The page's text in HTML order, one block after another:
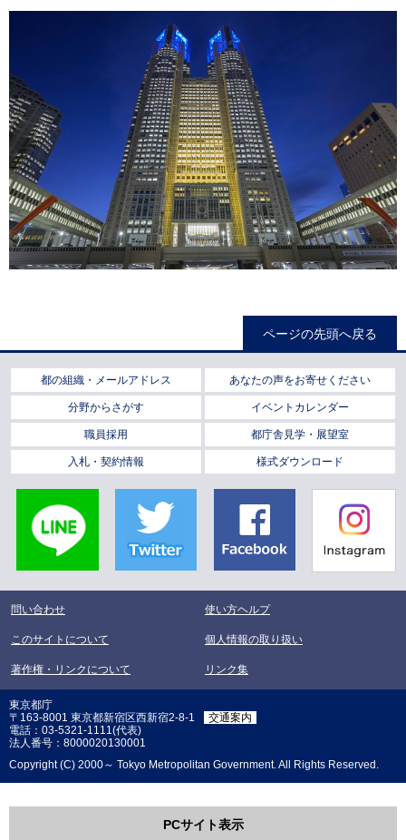
ページの先頭へ戻る
都の組織・メールアドレス あなたの声をお寄せください
分野からさがす イベントカレンダー
職員採用 都庁舎見学・展望室
入札・契約情報 様式ダウンロード
LINE Facebook
問い合わせ 使い方ヘルプ
このサイトについて 個人情報の取り扱い
著作権・リンクについて リンク集
東京都庁
〒163-8001 東京都新宿区西新宿2-8-1
交通案内
電話：03-5321-1111(代表)
法人番号：8000020130001
Copyright (C) 2000～ Tokyo Metropolitan Government. All Rights Reserved.
PCサイト表示